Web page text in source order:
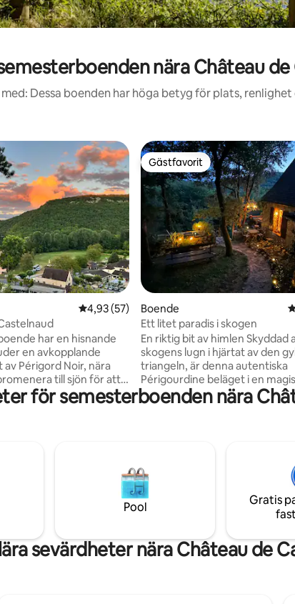
nära Château
Dessa boenden har höga betyg för plats, renlighet
4,93 av 5 i genomsnittligt betyg, 57
4,93 (57)
har en hisnande
en avkopplande
av Périgord Noir, nära
till sjön för att
eller vandra längs
Eller så kan du
från balkongen.
Leclerc, charkuteri,
påfyllningsställe
Gästfavorit
Gästfavorit
Boende
Ett litet paradis i skogen
En riktig bit av himlen Skyddad av
skogens lugn i hjärtat av den
triangeln, är denna autentiska
Périgourdine beläget i en magisk by 15
minuter från Sarlat. Det här
sällsynt och atypiskt, min
fältmöss)... 2 km från den
överdådiga Château de
ihåg att ta med dina lakan,
örngott, säng 160
för semesterboenden nära
Pool
Gratis
sevärdheter nära Château de